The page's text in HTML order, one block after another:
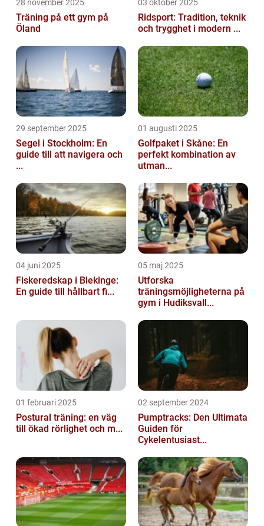
28 november 2025
Träning på ett gym på
Öland
03 oktober 2025
Ridsport: Tradition, teknik
och trygghet i modern ...
29 september 2025
Segel i Stockholm: En
guide till att navigera och
...
01 augusti 2025
Golfpaket i Skåne: En
perfekt kombination av
utman...
04 juni 2025
Fiskeredskap i Blekinge:
En guide till hållbart fi...
05 maj 2025
Utforska
träningsmöjligheterna på
gym i Hudiksvall...
01 februari 2025
Postural träning: en väg
till ökad rörlighet och m...
02 september 2024
Pumptracks: Den Ultimata
Guiden för
Cykelentusiast...